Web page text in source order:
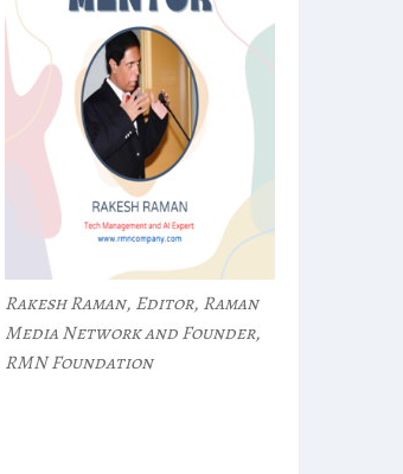
Rakesh Raman, Editor, Raman
Media Network and Founder,
RMN Foundation